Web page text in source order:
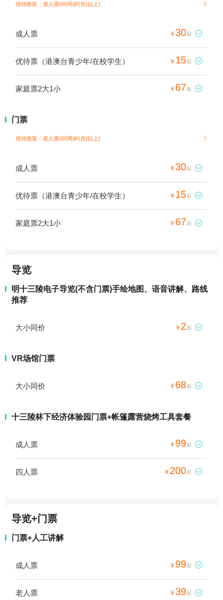
优待政策：老人票(60周岁(含)以上) 
成人票 ¥30起 
优待票（港澳台青少年/在校学生） ¥ 15起 
家庭票2大1小 ¥ 67起 
门票
优待政策：老人票(60周岁(含)以上) 
成人票 ¥30起 
优待票（港澳台青少年/在校学生） ¥ 15起 
家庭票2大1小 ¥ 67起 
导览
明十三陵电子导览(不含门票)手绘地图、语音讲解、路线
推荐
大小同价 ¥ 2 起 
VR场馆门票
大小同价 ¥ 68起 
十三陵林下经济体验园门票+帐篷露营烧烤工具套餐
成人票 ¥ 99起 
四人票 ¥ 200起 
导览+门票
门票+人工讲解
成人票 ¥ 99起 
老人票 ¥39起 